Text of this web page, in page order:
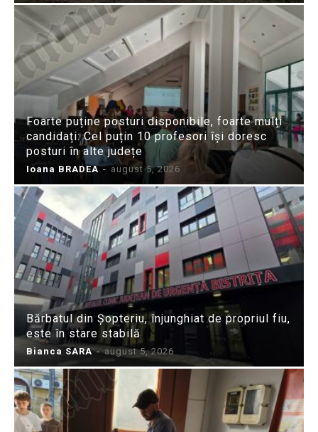
Foarte puține posturi disponibile, foarte mulți
candidați: Cel puțin 10 profesori își doresc
posturi în alte județe
Ioana BRADEA - august 5, 2026
Bărbatul din Șopteriu, înjunghiat de propriul fiu,
este în stare stabilă
Bianca SARA - august 5, 2026